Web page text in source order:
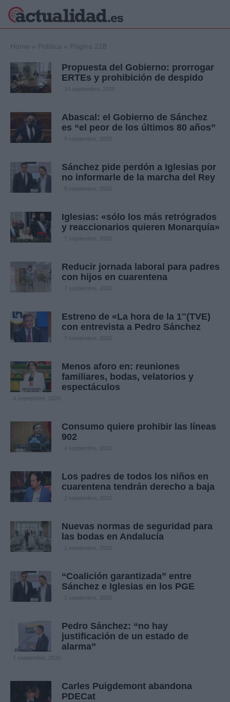
Política
Crónica
Economía
Internacional
Viajes
Deportes
Gente
Home » Política » Página 228
Propuesta del Gobierno: prorrogar
ERTEs y prohibición de despido
14 septiembre, 2020
Abascal: el Gobierno de Sánchez
es “el peor de los últimos 80 años”
9 septiembre, 2020
Sánchez pide perdón a Iglesias por
no informarle de la marcha del Rey
8 septiembre, 2020
Iglesias: «sólo los más retrógrados
y reaccionarios quieren Monarquía»
7 septiembre, 2020
Reducir jornada laboral para padres
con hijos en cuarentena
7 septiembre, 2020
Estreno de «La hora de la 1″(TVE)
con entrevista a Pedro Sánchez
7 septiembre, 2020
Menos aforo en: reuniones
familiares, bodas, velatorios y
espectáculos
4 septiembre, 2020
Consumo quiere prohibir las líneas
902
4 septiembre, 2020
Los padres de todos los niños en
cuarentena tendrán derecho a baja
2 septiembre, 2020
Nuevas normas de seguridad para
las bodas en Andalucía
1 septiembre, 2020
“Coalición garantizada” entre
Sánchez e Iglesias en los PGE
1 septiembre, 2020
Pedro Sánchez: “no hay
justificación de un estado de
alarma”
1 septiembre, 2020
Carles Puigdemont abandona
PDECat